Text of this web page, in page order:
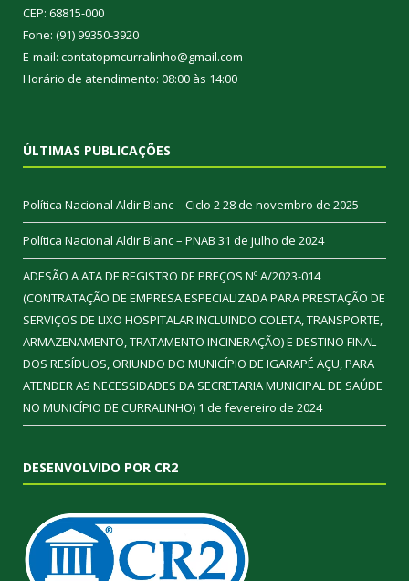
CEP: 68815-000
Fone: (91) 99350-3920
E-mail: contatopmcurralinho@gmail.com
Horário de atendimento: 08:00 às 14:00
ÚLTIMAS PUBLICAÇÕES
Política Nacional Aldir Blanc – Ciclo 228 de novembro de 2025
Política Nacional Aldir Blanc – PNAB 31 de julho de 2024
ADESÃO A ATA DE REGISTRO DE PREÇOS Nº A/2023-014
(CONTRATAÇÃO DE EMPRESA ESPECIALIZADA PARA PRESTAÇÃO DE
SERVIÇOS DE LIXO HOSPITALAR INCLUINDO COLETA, TRANSPORTE,
ARMAZENAMENTO, TRATAMENTO INCINERAÇÃO) E DESTINO FINAL
DOS RESÍDUOS, ORIUNDO DO MUNICÍPIO DE IGARAPÉ AÇU, PARA
ATENDER AS NECESSIDADES DA SECRETARIA MUNICIPAL DE SAÚDE
NO MUNICÍPIO DE CURRALINHO) 1 de fevereiro de 2024
DESENVOLVIDO POR CR2